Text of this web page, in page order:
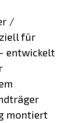
/
für
entwickelt
montiert